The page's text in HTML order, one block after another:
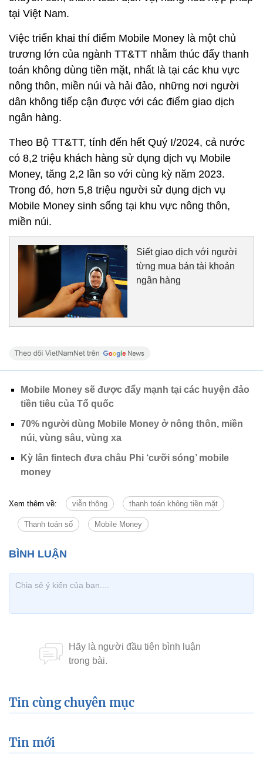
tại Việt Nam.
Việc triển khai thí điểm Mobile Money là một chủ
trương lớn của ngành TT&TT nhằm thúc đẩy thanh
toán không dùng tiền mặt, nhất là tại các khu vực
nông thôn, miền núi và hải đảo, những nơi người
dân không tiếp cận được với các điểm giao dịch
ngân hàng.
Theo Bộ TT&TT, tính đến hết Quý I/2024, cả nước
có 8,2 triệu khách hàng sử dụng dịch vụ Mobile
Money, tăng 2,2 lần so với cùng kỳ năm 2023.
Trong đó, hơn 5,8 triệu người sử dụng dịch vụ
Mobile Money sinh sống tại khu vực nông thôn,
miền núi.
Siết giao dịch với người
từng mua bán tài khoản
ngân hàng
Mobile Money sẽ được đẩy mạnh tại các huyện đảo
tiền tiêu của Tổ quốc
70% người dùng Mobile Money ở nông thôn, miền
núi, vùng sâu, vùng xa
Kỳ lân fintech đưa châu Phi ‘cưỡi sóng’ mobile
money
Xem thêm về: viễn thông thanh toán không tiền mặt
Thanh toán số Mobile Money
Tin cùng chuyên mục
Tin mới